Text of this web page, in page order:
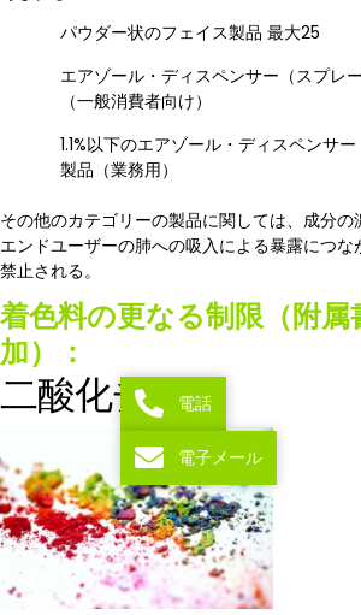
パウダー状のフェイス製品 最大25
エアゾール・ディスペンサー（スプレ
（一般消費者向け）
1.1%以下のエアゾール・ディスペンサ
製品（業務用）
その他のカテゴリーの製品に関しては、成分の
エンドユーザーの肺への吸入による暴露につ
禁止される。
着色料の更なる制限（附
加）：
二酸化チタン
電話
電子メール